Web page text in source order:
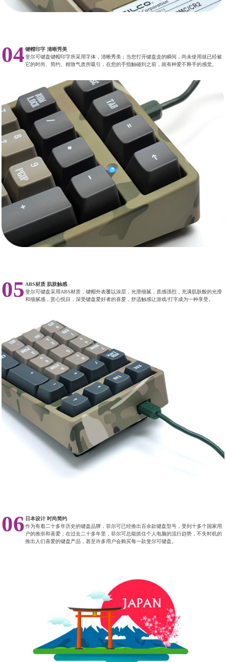
04键帽印字 清晰秀美
斐尔可键盘键帽印字所采用字体，清晰秀美；当您打开键盘盒的瞬间，尚未使用就已经被
它的时尚、简约、精致气质所吸引，在您的手指触碰到之前，就有种爱不释手的感觉。
05 ABS材质 肌肤触感
斐尔可键盘采用ABS材质，键帽外表覆以涂层，光滑细腻，质感强烈，充满肌肤般的光滑
和细腻感，赏心悦目，深受键盘爱好者的喜爱，舒适触感让游戏/打字成为一种享受。
06 日本设计 时尚简约
作为有着二十多年历史的键盘品牌，菲尔可已经推出百余款键盘型号，受到十多个国家用
户的推崇和喜爱；在过去二十多年里，菲尔可总能抓住个人电脑的流行趋势，不失时机的
推出人们喜爱的键盘产品，甚至许多用户会购买每一款斐尔可键盘。